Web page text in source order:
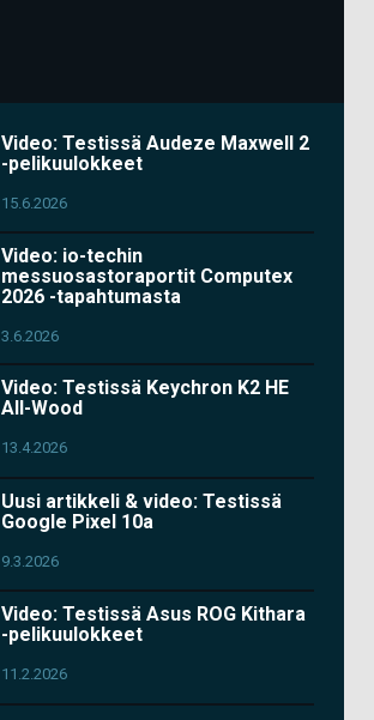
Video: Testissä Audeze Maxwell 2
-pelikuulokkeet
15.6.2026
Video: io-techin
messuosastoraportit Computex
2026 -tapahtumasta
3.6.2026
Video: Testissä Keychron K2 HE
All-Wood
13.4.2026
Uusi artikkeli & video: Testissä
Google Pixel 10a
9.3.2026
Video: Testissä Asus ROG Kithara
-pelikuulokkeet
11.2.2026